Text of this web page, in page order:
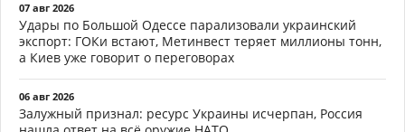
07 авг 2026
Удары по Большой Одессе парализовали украинский
экспорт: ГОКи встают, Метинвест теряет миллионы тонн,
а Киев уже говорит о переговорах
06 авг 2026
Залужный признал: ресурс Украины исчерпан, Россия